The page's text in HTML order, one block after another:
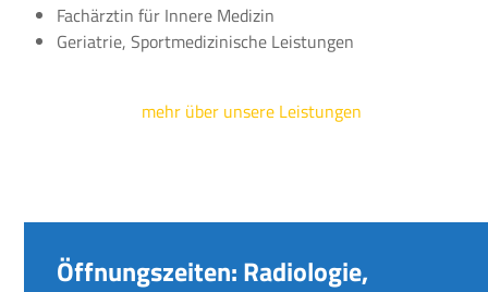
Fachärztin für Innere Medizin
Geriatrie, Sportmedizinische Leistungen
mehr über unsere Leistungen
Öffnungszeiten: Radiologie,